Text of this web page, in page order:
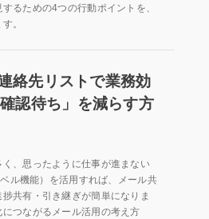
るための4つの行動ポイントを、
。
絡先リストで業務効
認待ち」を減らす方
、思ったように仕事が進まない
ル機能）を活用すれば、メール共
共有・引き継ぎが簡単になりま
つながるメール活用の考え方